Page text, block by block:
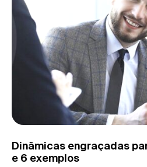
Dinâmicas engraçadas
e 6 exemplos